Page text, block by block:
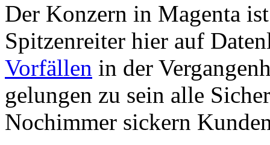
Der Konzern in Magenta
Spitzenreiter hier auf
Vorfällen in der
gelungen zu sein alle
Nochimmer sickern